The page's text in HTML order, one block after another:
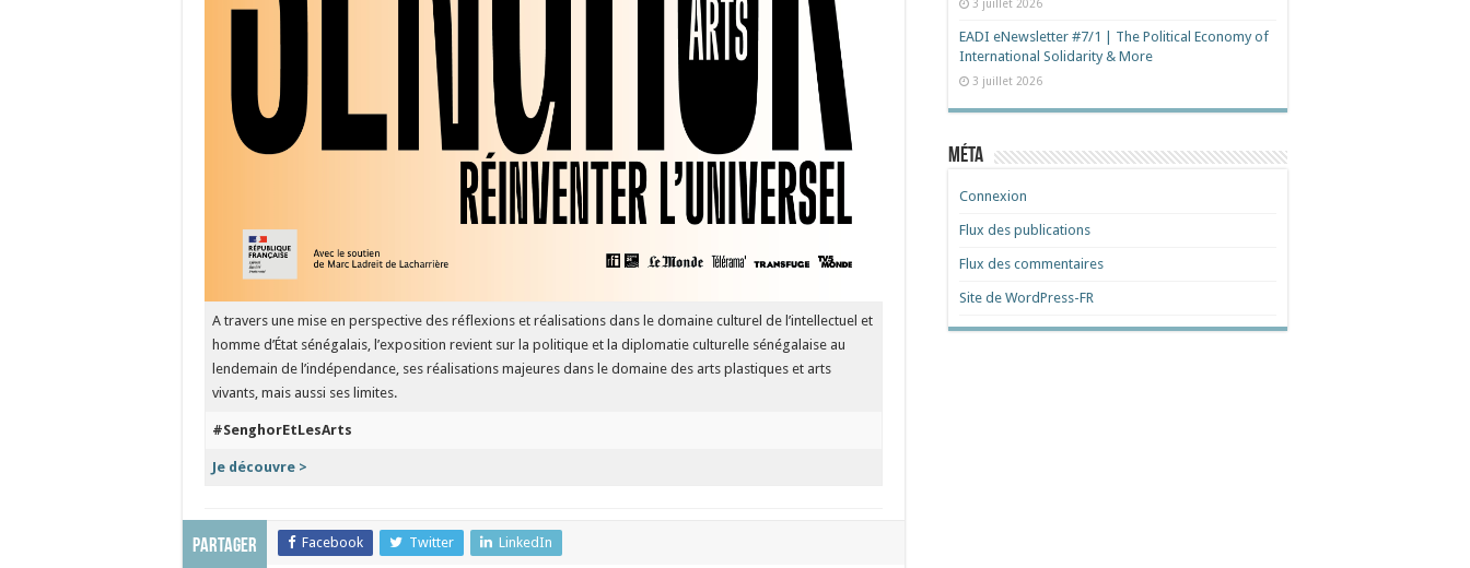
A travers une mise en perspective des réflexions et réalisations dans le domaine culturel de l’intellectuel et
homme d’État sénégalais, l’exposition revient sur la politique et la diplomatie culturelle sénégalaise au
lendemain de l’indépendance, ses réalisations majeures dans le domaine des arts plastiques et arts
vivants, mais aussi ses limites.
#SenghorEtLesArts
Je découvre >
Partager Facebook Twitter LinkedIn
3 juillet 2026
EADI eNewsletter #7/1 | The Political Economy of
International Solidarity & More
3 juillet 2026
Méta
Connexion
Flux des publications
Flux des commentaires
Site de WordPress-FR